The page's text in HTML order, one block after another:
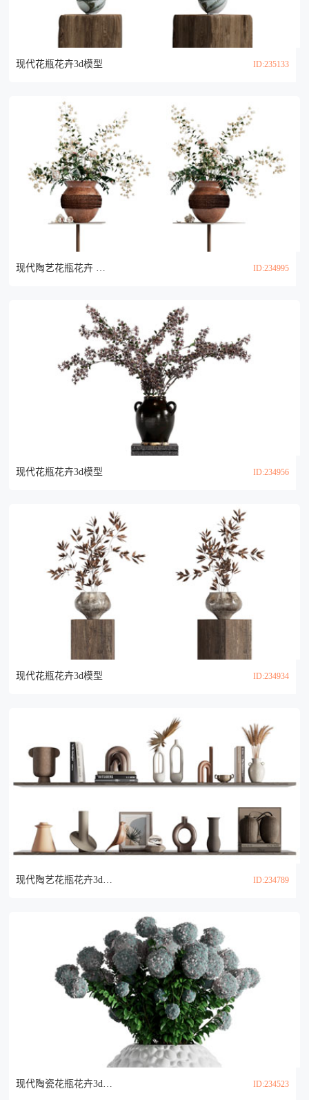
现代花瓶花卉3d模型 ID:235133
现代陶艺花瓶花卉 摆件组合3d模型 ID:234995
现代花瓶花卉3d模型 ID:234956
现代花瓶花卉3d模型 ID:234934
现代陶艺花瓶花卉3d模型 ID:234789
现代陶瓷花瓶花卉3d模型 ID:234523